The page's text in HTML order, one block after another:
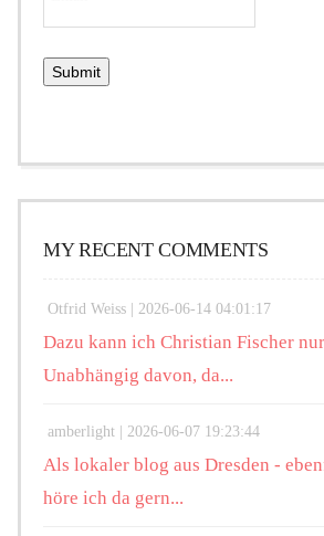
MY RECENT COMMENTS
Otfrid Weiss | 2026-06-14 04:01:17
Dazu kann ich Christian Fischer
Unabhängig davon, da...
amberlight | 2026-06-07 19:23:44
Als lokaler blog aus Dresden -
höre ich da gern...